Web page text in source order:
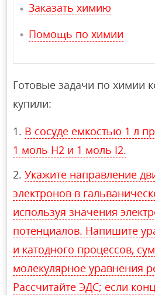
Заказать химию
Помощь по химии
Готовые задачи по химии
купили:
В сосуде емкостью 1 л
1 моль H2 и 1 моль I2.
Укажите направление
электронов в
используя значения
потенциалов. Напишите
и катодного процессов,
молекулярное уравнения
Рассчитайте ЭДС; если